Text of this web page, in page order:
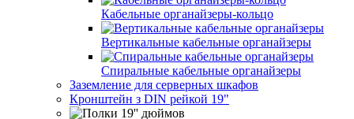
Кабельные органайзеры-кольцо
Вертикальные кабельные органайзеры
Спиральные кабельные органайзеры
Заземление для серверных шкафов
Кронштейн з DIN рейкой 19"